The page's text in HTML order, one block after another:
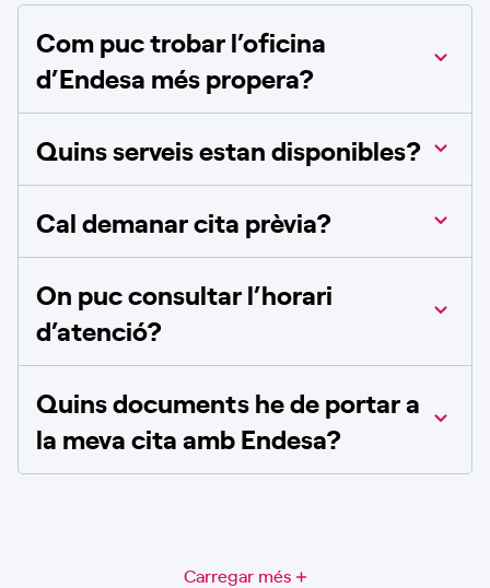
Com puc trobar l’oficina
d’Endesa més propera?
Quins serveis estan disponibles?
Cal demanar cita prèvia?
On puc consultar l’horari
d’atenció?
Quins documents he de portar a
la meva cita amb Endesa?
Carregar més